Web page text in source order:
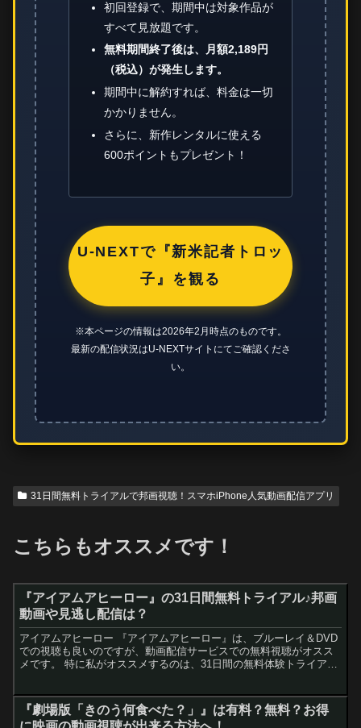
初回登録で、期間中は対象作品が
すべて見放題です。
無料期間終了後は、月額2,189円
（税込）が発生します。
期間中に解約すれば、料金は一切
かかりません。
さらに、新作レンタルに使える
600ポイントもプレゼント！
U-NEXTで『新米記者トロッ
子』を観る
※本ページの情報は2026年2月時点のものです。
最新の配信状況はU-NEXTサイトにてご確認くださ
い。
31日間無料トライアルで邦画視聴！スマホiPhone人気動画配信アプリ
こちらもオススメです！
『アイアムアヒーロー』の31日間無料トライアル♪邦画
動画や見逃し配信は？
アイアムアヒーロー 『アイアムアヒーロー』は、ブルーレイ＆DVD
での視聴も良いのですが、動画配信サービスでの無料視聴がオスス
メです。 特に私がオススメするのは、31日間の無料体験トライアル
『劇場版「きのう何食べた？」』は有料？無料？お得